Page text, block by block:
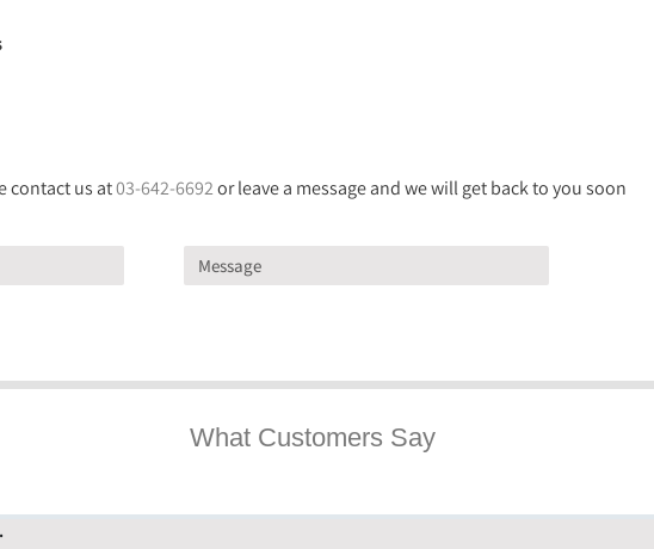
contact us at03-642-6692or leave a message and we will get back to you soon
What Customers Say
ערן ג.